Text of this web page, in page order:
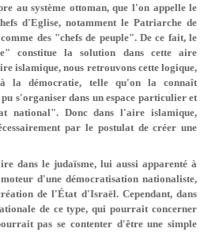
au système ottoman, que l'on appelle le
d'Eglise, notamment le Patriarche de
des "chefs de peuple". De ce fait, le
constitue la solution dans cette aire
islamique, nous retrouvons cette logique,
la démocratie, telle qu'on la connaît
s'organiser dans un espace particulier et
national". Donc dans l'aire islamique,
par le postulat de créer une
dans le judaïsme, lui aussi apparenté à
d'une démocratisation nationaliste,
de l'État d'Israël. Cependant, dans
de ce type, qui pourrait concerner
pas se contenter d'être une simple